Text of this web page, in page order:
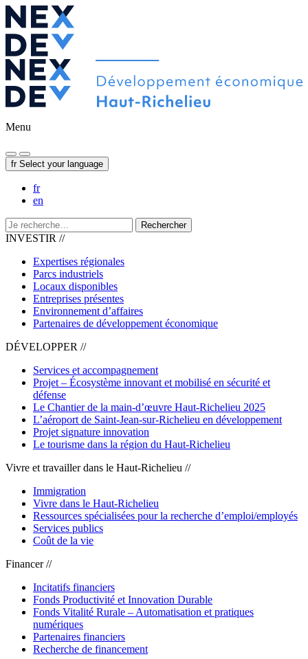
Menu
fr Select your language
fr
en
Rechercher
INVESTIR //
Expertises régionales
Parcs industriels
Locaux disponibles
Entreprises présentes
Environnement d’affaires
Partenaires de développement économique
DÉVELOPPER //
Services et accompagnement
Projet – Écosystème innovant et mobilisé en sécurité et
défense
Le Chantier de la main-d’œuvre Haut-Richelieu 2025
L’aéroport de Saint-Jean-sur-Richelieu en développement
Projet signature innovation
Le tourisme dans la région du Haut-Richelieu
Vivre et travailler dans le Haut-Richelieu //
Immigration
Vivre dans le Haut-Richelieu
Ressources spécialisées pour la recherche d’emploi/employés
Services publics
Coût de la vie
Financer //
Incitatifs financiers
Fonds Productivité et Innovation Durable
Fonds Vitalité Rurale – Automatisation et pratiques
numériques
Partenaires financiers
Recherche de financement